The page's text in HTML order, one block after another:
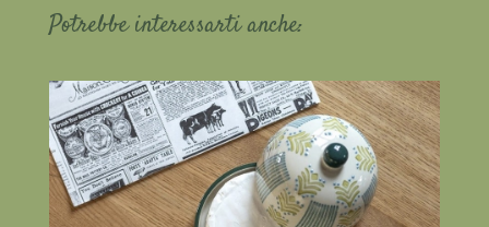
Potrebbe interessarti anche: